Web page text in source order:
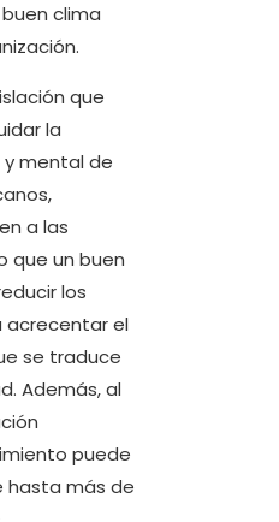
clima
que
la
mental de
a las
que un buen
los
acrecentar el
se traduce
Además, al
puede
hasta más de